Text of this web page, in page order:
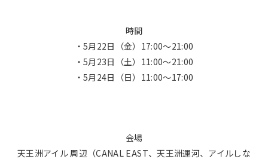
時間
・5月22日（金）17:00〜21:00
・5月23日（土）11:00〜21:00
・5月24日（日）11:00〜17:00
会場
天王洲アイル 周辺（CANAL EAST、天王洲運河、アイルしな